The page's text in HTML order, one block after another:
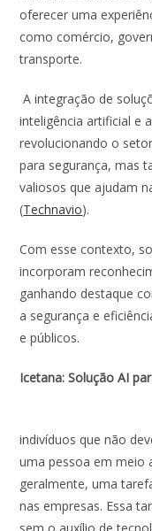
oferecer uma
como comércio,
transporte.
A integração de
inteligência artificial e
revolucionando o
para segurança, mas
valiosos que ajudam
(Technavio).
Com esse contexto,
incorporam
ganhando destaque
a segurança e
e públicos.
Icetana: Solução AI
indivíduos que não
uma pessoa em meio
geralmente, uma
nas empresas. Essa